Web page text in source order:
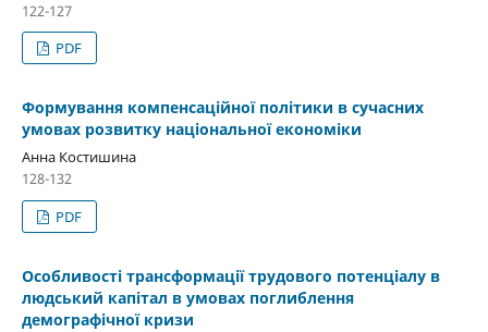
122-127
PDF
Формування компенсаційної політики в сучасних
умовах розвитку національної економіки
Анна Костишина
128-132
PDF
Особливості трансформації трудового потенціалу в
людський капітал в умовах поглиблення
демографічної кризи